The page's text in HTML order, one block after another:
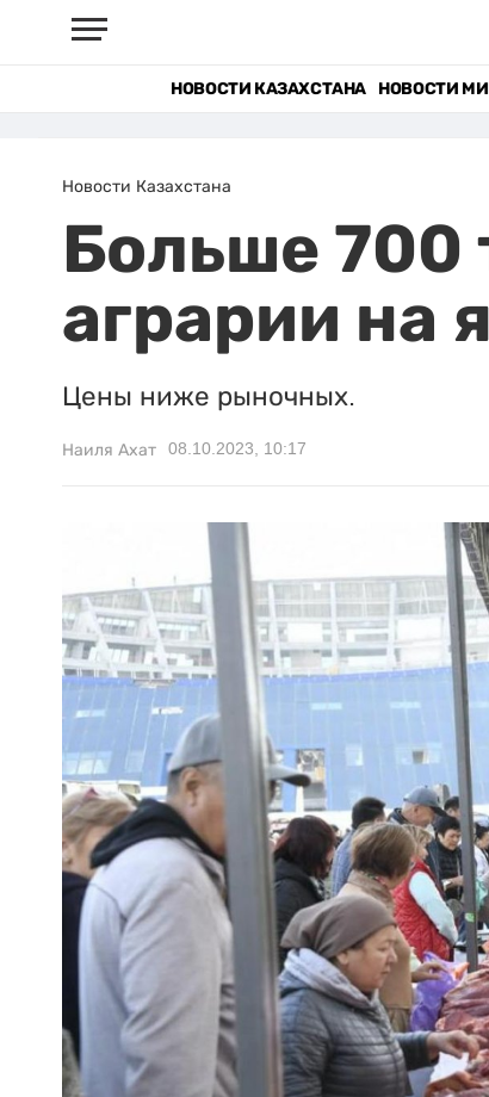
НОВОСТИ КАЗАХСТАНА НОВОСТИ
Новости Казахстана
Больше 700
аграрии на
Цены ниже рыночных.
Наиля Ахат 08.10.2023, 10:17